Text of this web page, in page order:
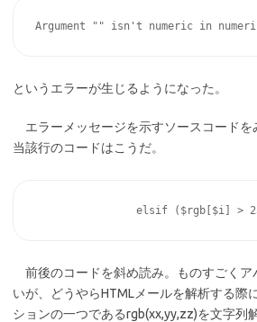
というエラーが生じるようになった。
エラーメッセージを示すソースコードを
当該行のコードはこうだ。
前後のコードを斜め読み。ものすごくア
いが、どうやらHTMLメールを解析する際
ションの一つであるrgb(xx,yy,zz)を文字列